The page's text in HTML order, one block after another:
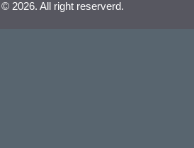
2026. All right reserverd.